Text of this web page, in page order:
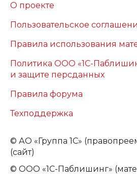
О проекте
Пользовательское
Правила использования
Политика ООО «1С-
и защите персданных
Правила форума
Техподдержка
© АО «Группа 1С»
(сайт)
© ООО «1С-Паблишинг»